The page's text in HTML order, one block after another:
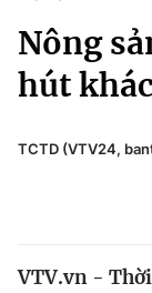
Chuyên mục
Chính trị
Kinh tế
Thể thao
Truyền
Y tế
Nông
hút
TCTD (VTV24,
VTV.vn -